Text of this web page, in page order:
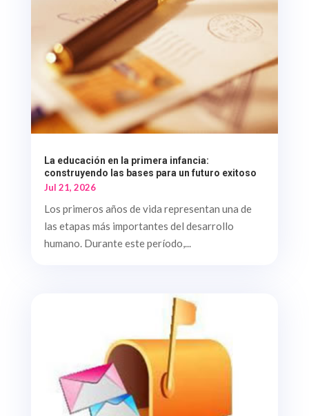
La educación en la primera infancia:
construyendo las bases para un futuro exitoso
Jul 21, 2026
Los primeros años de vida representan una de
las etapas más importantes del desarrollo
humano. Durante este período,...